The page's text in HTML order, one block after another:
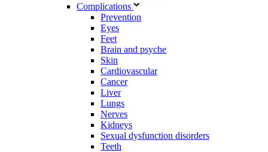
Complications
Prevention
Eyes
Feet
Brain and psyche
Skin
Cardiovascular
Cancer
Liver
Lungs
Nerves
Kidneys
Sexual dysfunction disorders
Teeth